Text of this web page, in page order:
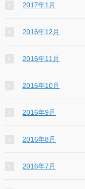
2017年1月
2016年12月
2016年11月
2016年10月
2016年9月
2016年8月
2016年7月